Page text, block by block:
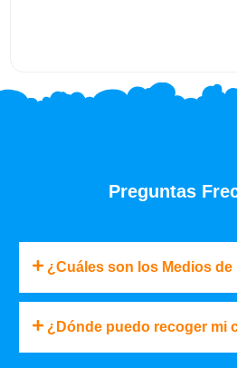
Preguntas
¿Cuáles son los Medios de
¿Dónde puedo recoger mi